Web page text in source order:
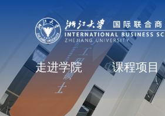
走进学院 课程项目